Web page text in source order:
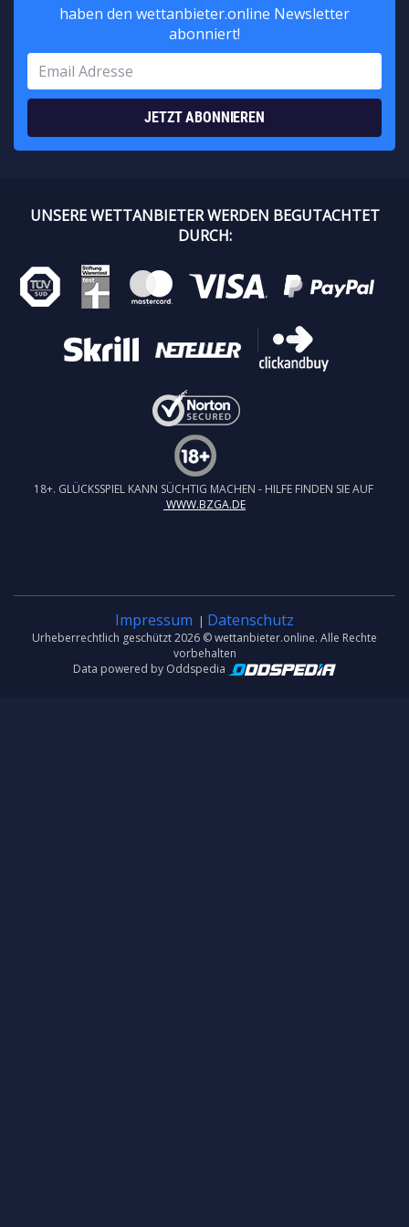
haben den wettanbieter.online Newsletter
abonniert!
JETZT ABONNIEREN
UNSERE WETTANBIETER WERDEN BEGUTACHTET
DURCH:
18+. GLÜCKSSPIEL KANN SÜCHTIG MACHEN - HILFE FINDEN SIE AUF
WWW.BZGA.DE
Impressum | Datenschutz
Urheberrechtlich geschützt 2026 © wettanbieter.online. Alle Rechte
vorbehalten
Data powered by Oddspedia